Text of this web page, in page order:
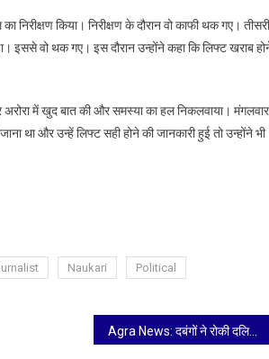
किया। निरीक्षण के दौरान वो काफी थक गए। तीसरी
इससे वो थक गए। इस दौरान उन्होंने कहा कि लिफ्ट खराब
में खुद बात की और समस्या का हल निकलवाया। मंगलवार
था और उन्हें लिफ्ट सही होने की जानकारी हुई तो उन्होंने भी
Naukari
Political
Agra News: दबंगों ने रोकी दलित युवक की घुड़चढ़ी, पुलिस के पहुंचने पर पूरी हुई रस्म